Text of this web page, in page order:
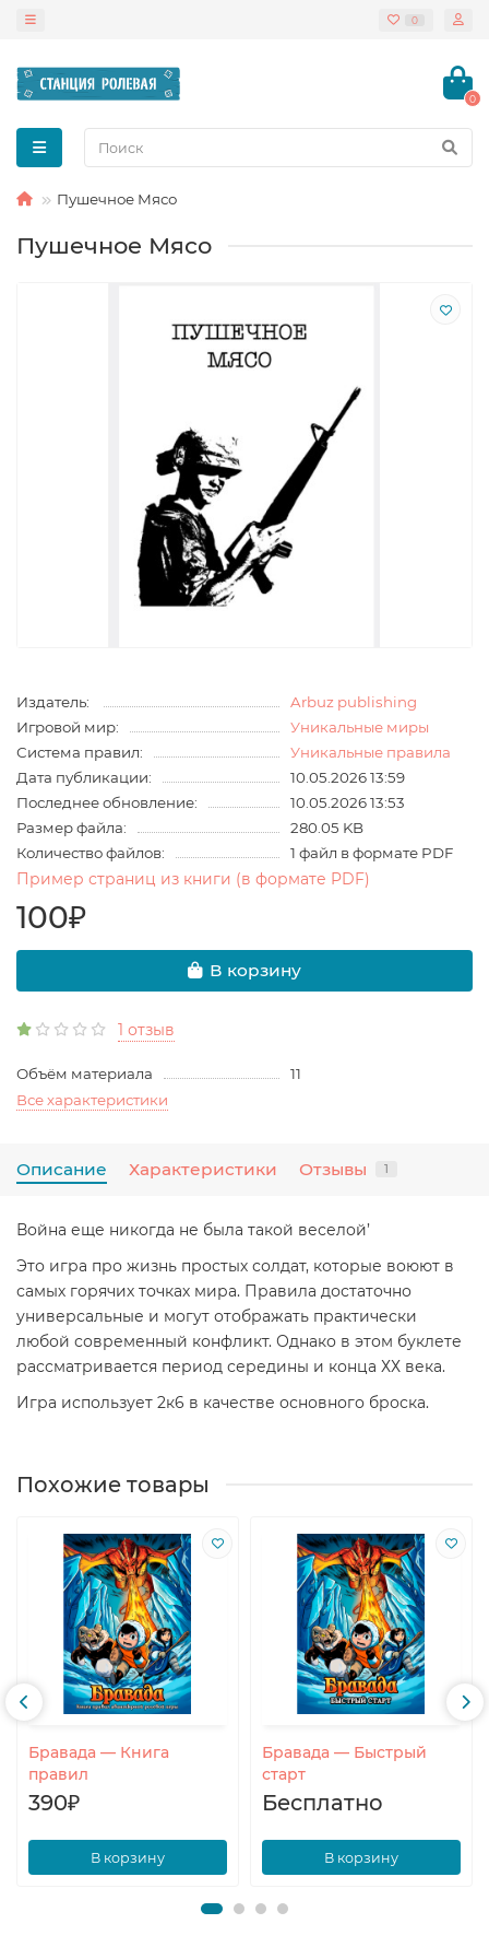
0
0
Пушечное Мясо
Пушечное Мясо
Издатель:
Arbuz publishing
Игровой мир:
Уникальные миры
Система правил:
Уникальные правила
Дата публикации:
10.05.2026 13:59
Последнее обновление:
10.05.2026 13:53
Размер файла:
280.05 KB
Количество файлов:
1 файл в формате PDF
Пример страниц из книги (в формате PDF)
100₽
В корзину
1 отзыв
Объём материала
11
Все характеристики
Описание Характеристики Отзывы 1
Война еще никогда не была такой веселой’
Это игра про жизнь простых солдат, которые воюют в
самых горячих точках мира. Правила достаточно
универсальные и могут отображать практически
любой современный конфликт. Однако в этом буклете
рассматривается период середины и конца ХХ века.
Игра использует 2к6 в качестве основного броска.
Похожие товары
Бравада — Книга
правил
390₽
В корзину
Бравада — Быстрый
старт
Бесплатно
В корзину